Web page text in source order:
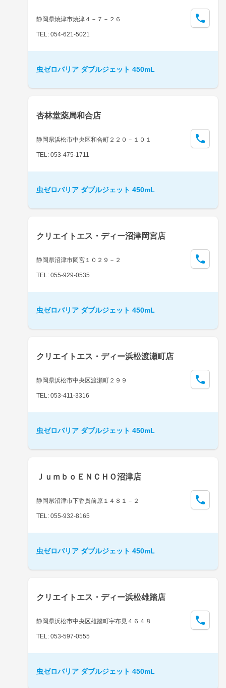
静岡県焼津市焼津４－７－２６
TEL: 054-621-5021
虫ゼロバリア ダブルジェット 450mL
杏林堂薬局和合店
静岡県浜松市中央区和合町２２０－１０１
TEL: 053-475-1711
虫ゼロバリア ダブルジェット 450mL
クリエイトエス・ディー沼津岡宮店
静岡県沼津市岡宮１０２９－２
TEL: 055-929-0535
虫ゼロバリア ダブルジェット 450mL
クリエイトエス・ディー浜松渡瀬町店
静岡県浜松市中央区渡瀬町２９９
TEL: 053-411-3316
虫ゼロバリア ダブルジェット 450mL
ＪｕｍｂｏＥＮＣＨＯ沼津店
静岡県沼津市下香貫前原１４８１－２
TEL: 055-932-8165
虫ゼロバリア ダブルジェット 450mL
クリエイトエス・ディー浜松雄踏店
静岡県浜松市中央区雄踏町宇布見４６４８
TEL: 053-597-0555
虫ゼロバリア ダブルジェット 450mL